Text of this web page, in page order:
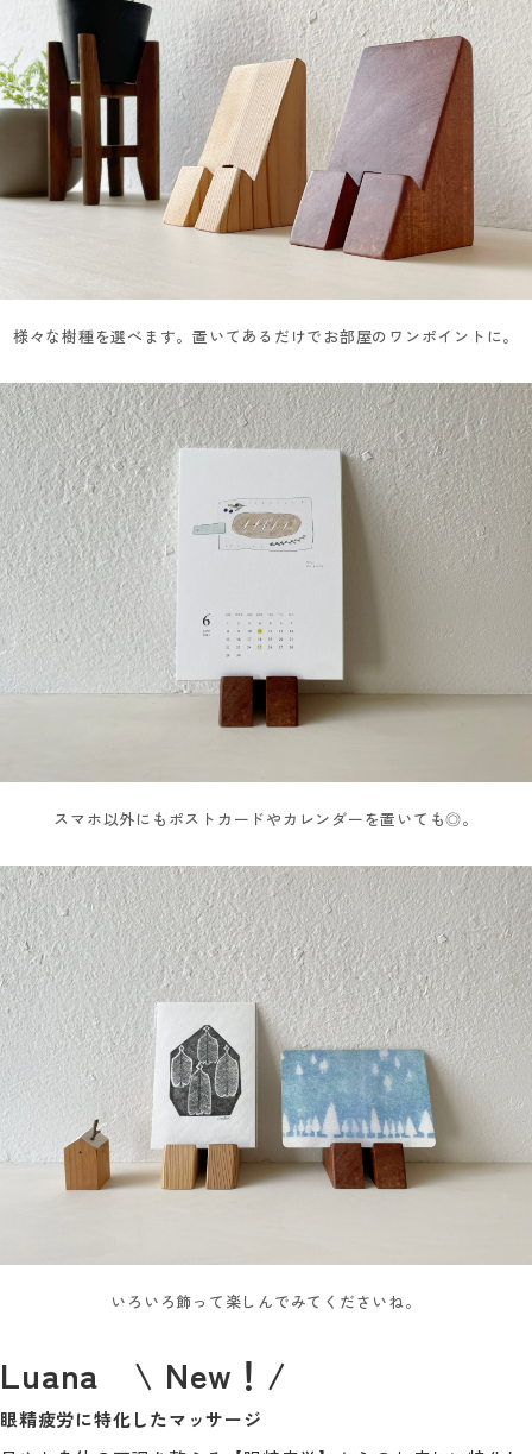
様々な樹種を選べます。置いてあるだけでお部屋のワンポイントに。
スマホ以外にもポストカードやカレンダーを置いても◎。
いろいろ飾って楽しんでみてくださいね。
Luana \ New！/
眼精疲労に特化したマッサージ